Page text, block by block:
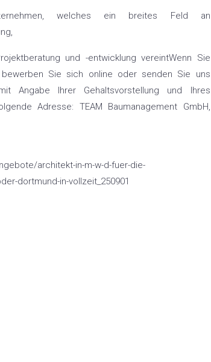
welches ein breites Feld an
und -entwicklung vereintWenn Sie
Sie sich online oder senden Sie uns
Angabe Ihrer Gehaltsvorstellung und Ihres
Adresse: TEAM Baumanagement GmbH,
architekt-in-m-w-d-fuer-die-
dortmund-in-vollzeit_250901